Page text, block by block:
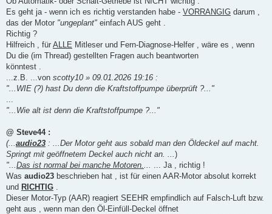
Es geht ja - wenn ich es richtig verstanden habe - VORRANGIG darum ,
das der Motor "ungeplant" einfach AUS geht .
Richtig ?
Hilfreich , für ALLE Mitleser und Fern-Diagnose-Helfer , wäre es , wenn
Du die (im Thread) gestellten Fragen auch beantworten
könntest .
...z.B. ...von scotty10 » 09.01.2026 19:16 :
"...WIE (?) hast Du denn die Kraftstoffpumpe überprüft ?..."
"...Wie alt ist denn die Kraftstoffpumpe ?..."
@ Steve44 :
(... audio23 : ...Der Motor geht aus sobald man den Öldeckel auf macht.
Springt mit geöffnetem Deckel auch nicht an. ... )
"... Das ist normal bei manche Motoren.
... Ja , richtig !
Was audio23 beschrieben hat , ist für einen AAR-Motor absolut korrekt
und RICHTIG
Dieser Motor-Typ (AAR) reagiert SEEHR empfindlich auf Falsch-Luft bzw.
geht aus , wenn man den Öl-Einfüll-Deckel öffnet